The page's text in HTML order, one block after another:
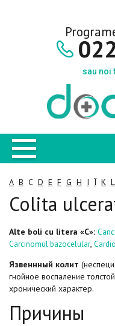
sau noi
A B C D E F G H I Î K L
Colita
Alte boli cu litera «C»:
Carcinomul bazocelular,
Язвеннный колит
гнойное воспаление
хронический характер.
Причины